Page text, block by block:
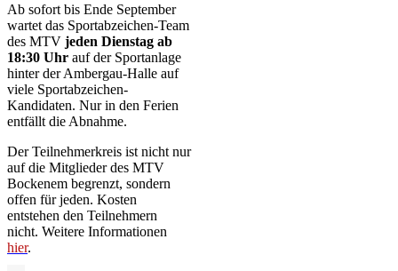
Ab sofort bis Ende September
wartet das Sportabzeichen-Team
des MTV jeden Dienstag ab
18:30 Uhr auf der Sportanlage
hinter der Ambergau-Halle auf
viele Sportabzeichen-
Kandidaten. Nur in den Ferien
entfällt die Abnahme.
Der Teilnehmerkreis ist nicht nur
auf die Mitglieder des MTV
Bockenem begrenzt, sondern
offen für jeden. Kosten
entstehen den Teilnehmern
nicht. Weitere Informationen
hier.